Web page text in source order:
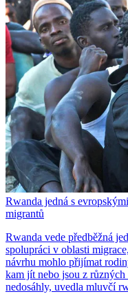
Rwanda jedná s
migrantů
Rwanda vede předběžná
spolupráci v oblasti
návrhu mohlo přijímat
kam jít nebo jsou z
nedosáhly, uvedla mluvčí